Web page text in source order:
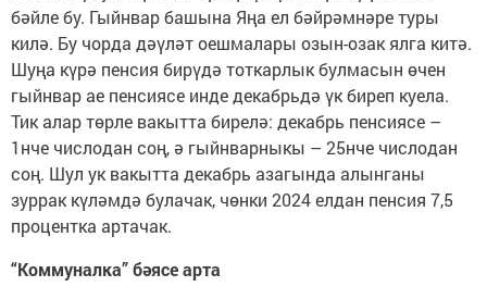
бәйле бу. Гыйнвар башына Яңа ел бәйрәмнәре туры
килә. Бу чорда дәүләт оешмалары озын-озак ялга китә.
Шуңа күрә пенсия бирүдә тоткарлык булмасын өчен
гыйнвар ае пенсиясе инде декабрьдә үк биреп куела.
Тик алар төрле вакытта бирелә: декабрь пенсиясе –
1нче числодан соң, ә гыйнварныкы – 25нче числодан
соң. Шул ук вакытта декабрь азагында алынганы
зуррак күләмдә булачак, чөнки 2024 елдан пенсия 7,5
процентка артачак.
“Коммуналка” бәясе арта